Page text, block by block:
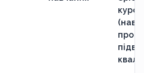
курс